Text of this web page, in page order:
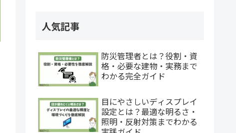
人気記事
防災管理者とは？役割・資
格・必要な建物・実務まで
わかる完全ガイド
目にやさしいディスプレイ
設定とは？最適な明るさ・
照明・反射対策までわかる